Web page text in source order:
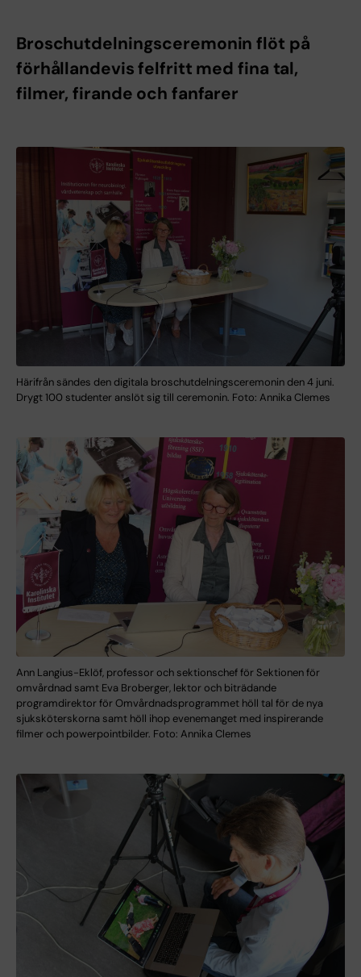
Broschutdelningsceremonin flöt på
förhållandevis felfritt med fina tal,
filmer, firande och fanfarer
Härifrån sändes den digitala broschutdelningsceremonin den 4 juni.
Drygt 100 studenter anslöt sig till ceremonin. Foto: Annika Clemes
Ann Langius-Eklöf, professor och sektionschef för Sektionen för
omvårdnad samt Eva Broberger, lektor och biträdande
programdirektor för Omvårdnadsprogrammet höll tal för de nya
sjuksköterskorna samt höll ihop evenemanget med inspirerande
filmer och powerpointbilder. Foto: Annika Clemes